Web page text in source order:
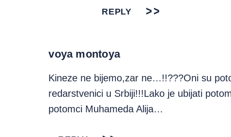
REPLY
voya montoya
Kineze ne bijemo,zar ne…!!???Oni su
redarstvenici u Srbiji!!!Lako je ubijati
potomci Muhameda Alija…